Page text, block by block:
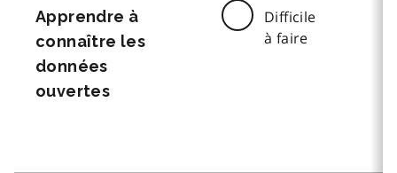
Apprendre à
connaître les
données
ouvertes
Difficile
à faire